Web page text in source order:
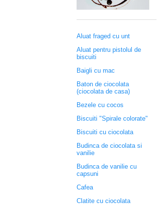
Aluat fraged cu unt
Aluat pentru pistolul de
biscuiti
Baigli cu mac
Baton de ciocolata
(ciocolata de casa)
Bezele cu cocos
Biscuiti "Spirale colorate"
Biscuiti cu ciocolata
Budinca de ciocolata si
vanilie
Budinca de vanilie cu
capsuni
Cafea
Clatite cu ciocolata